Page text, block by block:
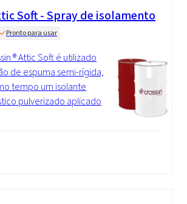
Soft - Spray de isolamento
Pronto para usar
® Attic Soft é utilizado
de espuma semi-rígida,
tempo um isolante
pulverizado aplicado